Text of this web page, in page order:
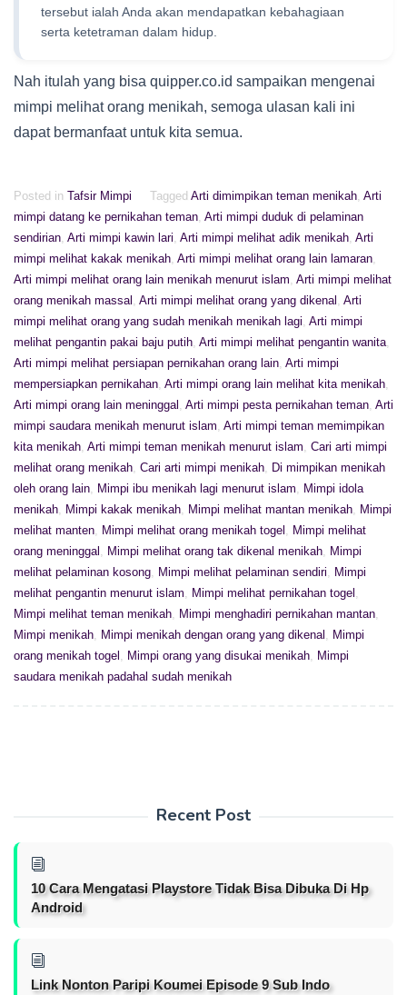
tersebut ialah Anda akan mendapatkan kebahagiaan
serta ketetraman dalam hidup.
Nah itulah yang bisa quipper.co.id sampaikan mengenai
mimpi melihat orang menikah, semoga ulasan kali ini
dapat bermanfaat untuk kita semua.
Posted in Tafsir Mimpi Tagged Arti dimimpikan teman menikah, Arti
mimpi datang ke pernikahan teman, Arti mimpi duduk di pelaminan
sendirian, Arti mimpi kawin lari, Arti mimpi melihat adik menikah, Arti
mimpi melihat kakak menikah, Arti mimpi melihat orang lain lamaran,
Arti mimpi melihat orang lain menikah menurut islam, Arti mimpi melihat
orang menikah massal , Arti mimpi melihat orang yang dikenal , Arti
mimpi melihat orang yang sudah menikah menikah lagi, Arti mimpi
melihat pengantin pakai baju putih, Arti mimpi melihat pengantin wanita,
Arti mimpi melihat persiapan pernikahan orang lain, Arti mimpi
mempersiapkan pernikahan, Arti mimpi orang lain melihat kita menikah,
Arti mimpi orang lain meninggal , Arti mimpi pesta pernikahan teman, Arti
mimpi saudara menikah menurut islam, Arti mimpi teman memimpikan
kita menikah, Arti mimpi teman menikah menurut islam, Cari arti mimpi
melihat orang menikah, Cari arti mimpi menikah, Di mimpikan menikah
oleh orang lain, Mimpi ibu menikah lagi menurut islam, Mimpi idola
menikah, Mimpi kakak menikah, Mimpi melihat mantan menikah, Mimpi
melihat manten, Mimpi melihat orang menikah togel , Mimpi melihat
orang meninggal , Mimpi melihat orang tak dikenal menikah, Mimpi
melihat pelaminan kosong, Mimpi melihat pelaminan sendiri, Mimpi
melihat pengantin menurut islam, Mimpi melihat pernikahan togel ,
Mimpi melihat teman menikah, Mimpi menghadiri pernikahan mantan,
Mimpi menikah, Mimpi menikah dengan orang yang dikenal , Mimpi
orang menikah togel , Mimpi orang yang disukai menikah, Mimpi
saudara menikah padahal sudah menikah
Recent Post
10 Cara Mengatasi Playstore Tidak Bisa Dibuka Di Hp
Android
Link Nonton Paripi Koumei Episode 9 Sub Indo